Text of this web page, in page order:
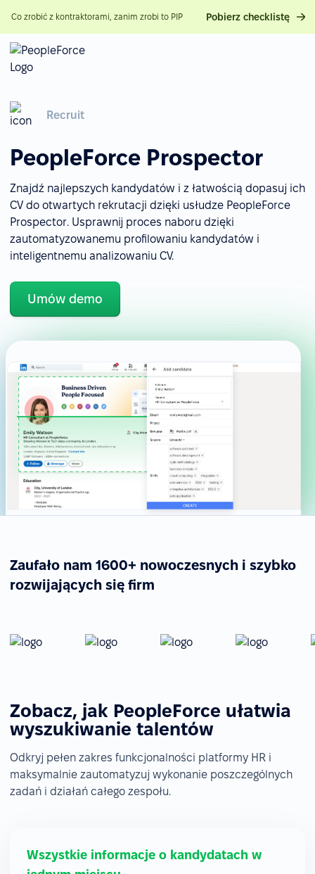
Co zrobić z kontraktorami, zanim zrobi to PIP Pobierz checklistę
Recruit
PeopleForce Prospector
Znajdź najlepszych kandydatów i z łatwością dopasuj ich
CV do otwartych rekrutacji dzięki usłudze PeopleForce
Prospector. Usprawnij proces naboru dzięki
zautomatyzowanemu profilowaniu kandydatów i
inteligentnemu analizowaniu CV.
Umów demo
Zaufało nam 1600+ nowoczesnych i szybko
rozwijających się firm
Zobacz, jak PeopleForce ułatwia
wyszukiwanie talentów
Odkryj pełen zakres funkcjonalności platformy HR i
maksymalnie zautomatyzuj wykonanie poszczególnych
zadań i działań całego zespołu.
Wszystkie informacje o kandydatach w